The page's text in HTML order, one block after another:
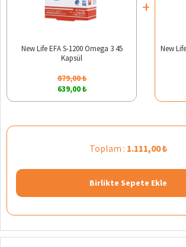
New Life EFA S-1200 Omega 3 45
Kapsül
879,00 ₺
639,00 ₺
+
New
Toplam : 1.111,00 ₺
Birlikte Sepete Ekle